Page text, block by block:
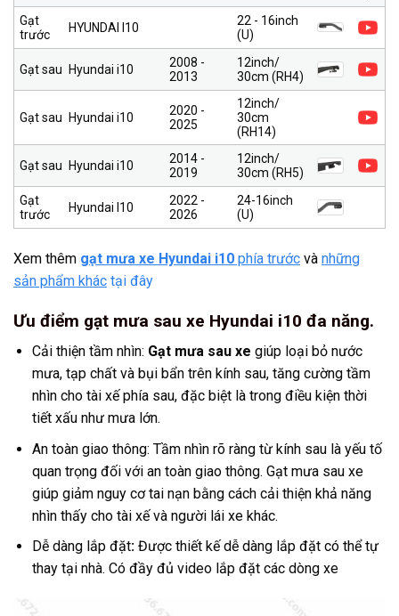
Gạt
trước
HYUNDAI I10
22 - 16inch
(U)
Gạt sau Hyundai i10
2008 -
2013
12inch/
30cm (RH4)
Gạt sau Hyundai i10
2020 -
2025
12inch/
30cm
(RH14)
Gạt sau Hyundai i10
2014 -
2019
12inch/
30cm (RH5)
Gạt
trước
Hyundai I10
2022 -
2026
24-16inch
(U)
Xem thêm gạt mưa xe Hyundai i10 phía trước và những
sản phẩm khác tại đây
Ưu điểm gạt mưa sau xe Hyundai i10 đa năng.
Cải thiện tầm nhìn: Gạt mưa sau xe giúp loại bỏ nước
mưa, tạp chất và bụi bẩn trên kính sau, tăng cường tầm
nhìn cho tài xế phía sau, đặc biệt là trong điều kiện thời
tiết xấu như mưa lớn.
An toàn giao thông: Tầm nhìn rõ ràng từ kính sau là yếu tố
quan trọng đối với an toàn giao thông. Gạt mưa sau xe
giúp giảm nguy cơ tai nạn bằng cách cải thiện khả năng
nhìn thấy cho tài xế và người lái xe khác.
Dễ dàng lắp đặt: Được thiết kế dễ dàng lắp đặt có thể tự
thay tại nhà. Có đầy đủ video lắp đặt các dòng xe